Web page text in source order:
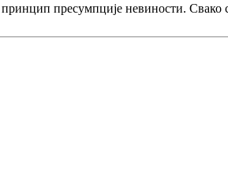
пресумпције невиности.